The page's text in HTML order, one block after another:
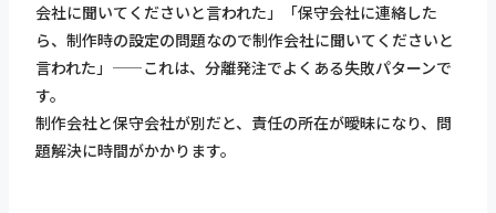
会社に聞いてくださいと言われた」「保守会社に連絡した
ら、制作時の設定の問題なので制作会社に聞いてくださいと
言われた」——これは、分離発注でよくある失敗パターンで
す。
制作会社と保守会社が別だと、責任の所在が曖昧になり、問
題解決に時間がかかります。